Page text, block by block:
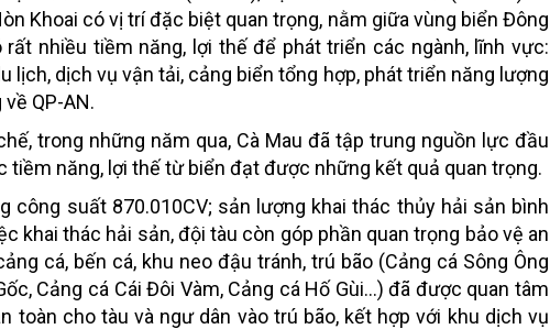
Khoai có vị trí đặc biệt quan trọng, nằm giữa vùng biển Đông
nhiều tiềm năng, lợi thế để phát triển các ngành, lĩnh vực:
lịch, dịch vụ vận tải, cảng biển tổng hợp, phát triển năng lượng
QP-AN.
trong những năm qua, Cà Mau đã tập trung nguồn lực đầu
tiềm năng, lợi thế từ biển đạt được những kết quả quan trọng.
công suất 870.010CV; sản lượng khai thác thủy hải sản bình
khai thác hải sản, đội tàu còn góp phần quan trọng bảo vệ an
cá, bến cá, khu neo đậu tránh, trú bão (Cảng cá Sông Ông
Cảng cá Cái Đôi Vàm, Cảng cá Hố Gùi...) đã được quan tâm
toàn cho tàu và ngư dân vào trú bão, kết hợp với khu dịch vụ